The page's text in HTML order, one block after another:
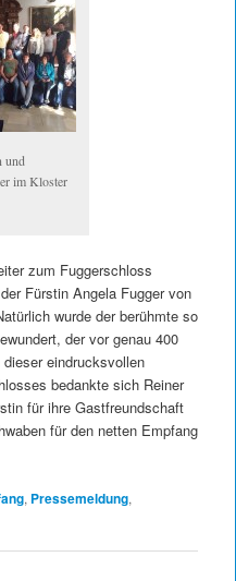
und
im Kloster
zum Fuggerschloss
Fürstin Angela Fugger von
wurde der berühmte so
der vor genau 400
eindrucksvollen
bedankte sich Reiner
für ihre Gastfreundschaft
für den netten Empfang
, Pressemeldung,